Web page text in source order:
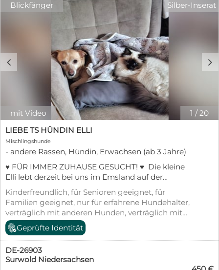
Blickfänger
1 /20
c d
mit Video
Silber-Inserat
LIEBE TS HÜNDIN ELLI
Mischlingshunde
- andere Rassen, Hündin, Erwachsen (ab 3 Jahre)
♥️ FÜR IMMER ZUHAUSE GESUCHT! ♥️ Die kleine
Elli lebt derzeit bei uns im Emsland auf der
Pflegestelle. Sie kommt aus einer Tötungsstation in
Rumänien. Elli wird auf ca. 7 Jahre geschätzt, ist
kastriert, geimpft, entwurmt, gechipt und hat einen
EU Pass. Ihre SH beträgt ungefähr 29 cm. Elli hat
die ersten Tage bei jeder Berührung gezittert.
Völlig überfordert von all den neuen Situationen
fror sie ein oder geriet in Panik. Zu mir hat Elli sehr
schnell ein vertrauensvolles Verhältnis aufbauen
Kinderfreundlich, für Senioren geeignet, für
Familien geeignet, nur für erfahrene Hundehalter,
verträglich mit anderen Hunden, verträglich mit
Katzen, kastriert/sterilisiert, geimpft (mind.
Pflichtimpfungen), entwurmt, gechipt, mit EU-
Heimtierausweis, aus dem Tierheim, Stubenrein
Geprüfte Identität
DE-26903
Surwold Niedersachsen